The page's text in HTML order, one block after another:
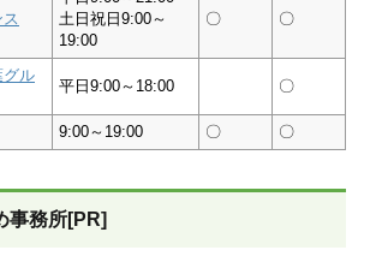
土日祝日9:00～
19:00
〇 〇
グル
平日9:00～18:00 〇
9:00～19:00 〇 〇
事務所[PR]